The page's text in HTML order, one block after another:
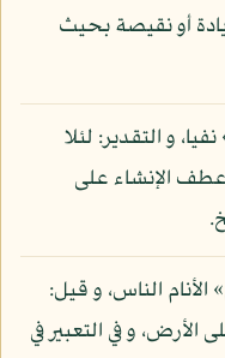
أو نقيصة بحيث
و التقدير: لئلا
الإنشاء على
الناس، و قيل:
و في التعبير في